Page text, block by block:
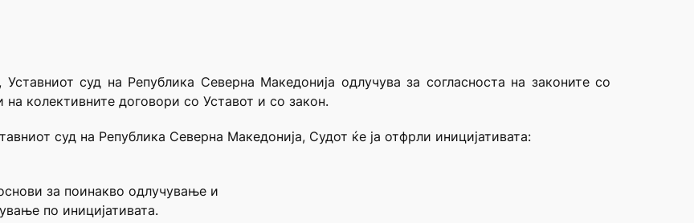
суд на Република Северна Македонија одлучува за согласноста на законите со
колективните договори со Уставот и со закон.
суд на Република Северна Македонија, Судот ќе ја отфрли иницијативата:
за поинакво одлучување и
по иницијативата.